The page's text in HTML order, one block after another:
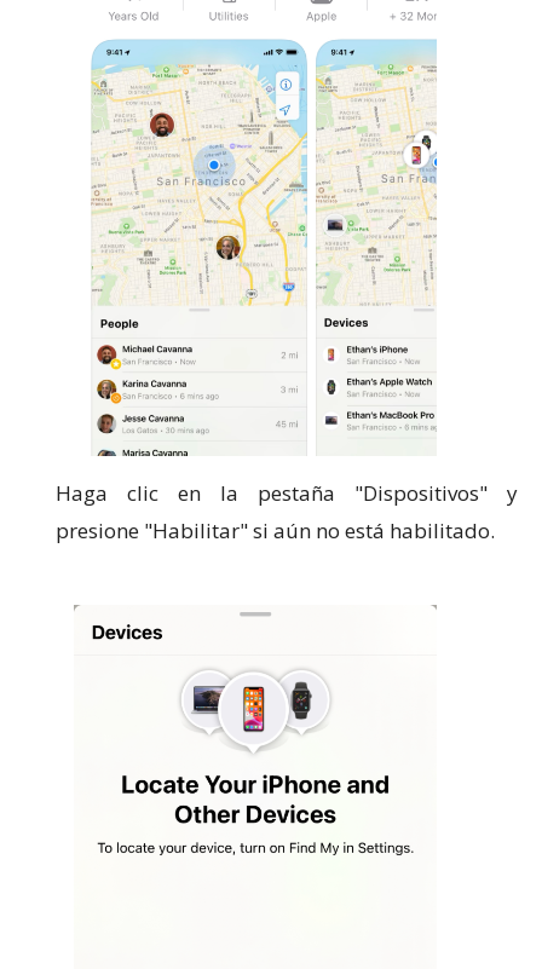
Haga clic en la pestaña "Dispositivos" y
presione "Habilitar" si aún no está habilitado.